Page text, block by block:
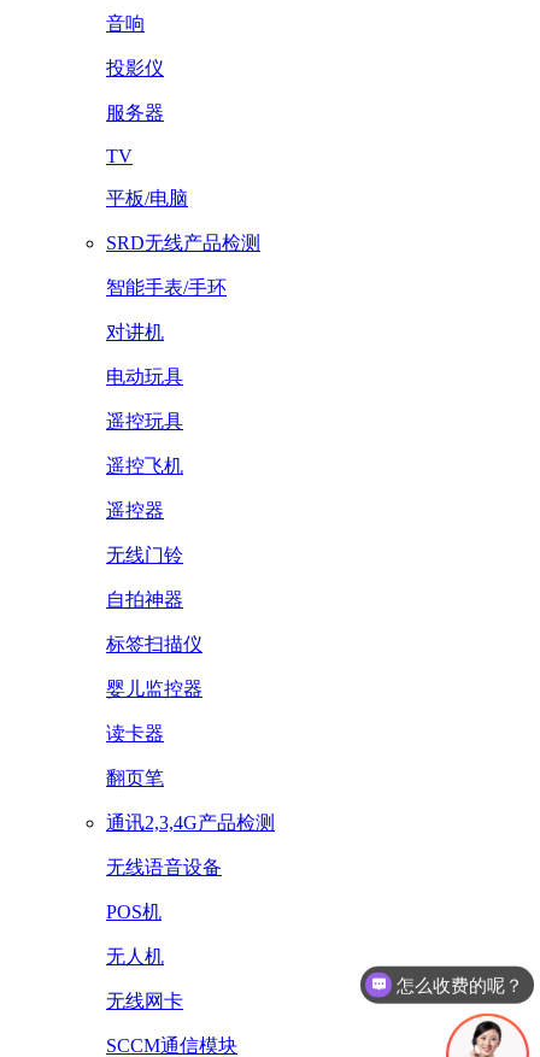
音响
投影仪
服务器
TV
平板/电脑
SRD无线产品检测
智能手表/手环
对讲机
电动玩具
遥控玩具
遥控飞机
遥控器
无线门铃
自拍神器
标签扫描仪
婴儿监控器
读卡器
翻页笔
通讯2,3,4G产品检测
无线语音设备
POS机
无人机
无线网卡
SCCM通信模块
怎么收费的呢？